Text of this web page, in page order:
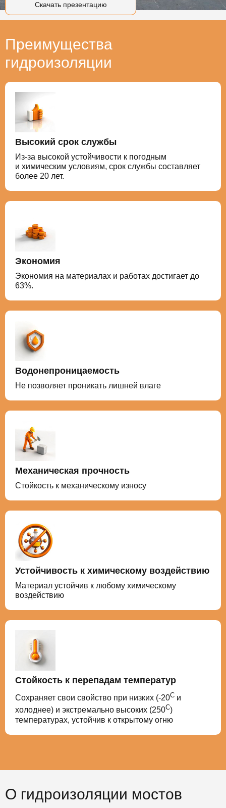
Скачать презентацию
Преимущества
гидроизоляции
Высокий срок службы
Из-за высокой устойчивости к погодным
и химическим условиям, срок службы составляет
более 20 лет.
Экономия
Экономия на материалах и работах достигает до
63%.
Водонепроницаемость
Не позволяет проникать лишней влаге
Механическая прочность
Стойкость к механическому износу
Устойчивость к химическому воздействию
Материал устойчив к любому химическому
воздействию
Стойкость к перепадам температур
Сохраняет свои свойство при низких (-20С и
холоднее) и экстремально высоких (250С)
температурах, устойчив к открытому огню
О гидроизоляции мостов